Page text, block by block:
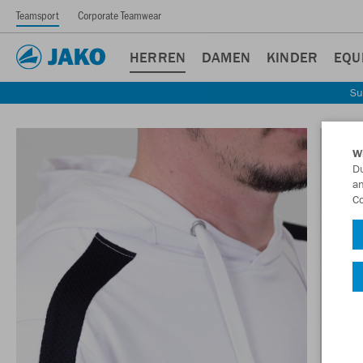
Teamsport Corporate Teamwear
HERREN DAMEN KINDER